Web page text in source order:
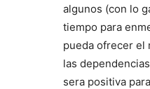
algunos (con lo
tiempo para
pueda ofrecer el
las
sera positiva